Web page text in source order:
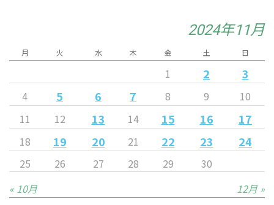
2024年11月
月 火 水 木 金 土 日
1 2 3
4 5 6 7 8 9
10
11
12 13 14 15 16 17
18 19 20 21 22 23 24
25 26 27 28 29
30
« 10月
12月 »